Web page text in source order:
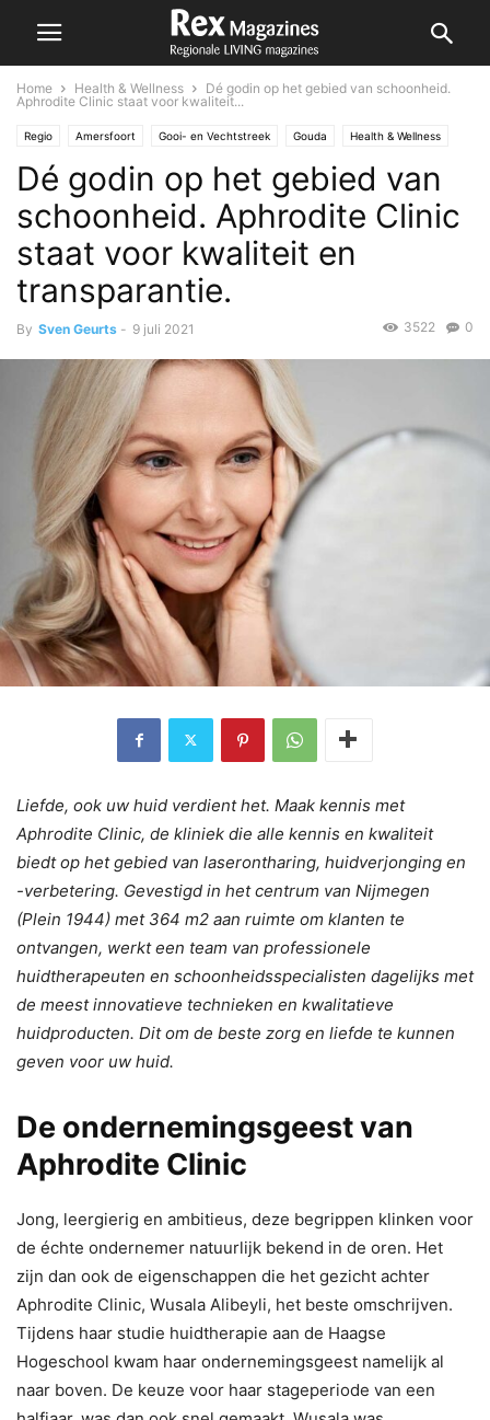
Home Health & Wellness
Dé godin op het gebied van schoonheid.
Aphrodite Clinic staat voor kwaliteit...
Regio Amersfoort Gooi- en Vechtstreek Gouda Health & Wellness
Lansingerland Nesselande Zoetermeer
Dé godin op het gebied van
schoonheid. Aphrodite Clinic
staat voor kwaliteit en
transparantie.
By Sven Geurts - 9 juli 2021 0
3522
Liefde, ook uw huid verdient het. Maak kennis met
Aphrodite Clinic, de kliniek die alle kennis en kwaliteit
biedt op het gebied van laserontharing, huidverjonging en
-verbetering. Gevestigd in het centrum van Nijmegen
(Plein 1944) met 364 m2 aan ruimte om klanten te
ontvangen, werkt een team van professionele
huidtherapeuten en schoonheidsspecialisten dagelijks met
de meest innovatieve technieken en kwalitatieve
huidproducten. Dit om de beste zorg en liefde te kunnen
geven voor uw huid.
De ondernemingsgeest van
Aphrodite Clinic
Jong, leergierig en ambitieus, deze begrippen klinken voor
de échte ondernemer natuurlijk bekend in de oren. Het
zijn dan ook de eigenschappen die het gezicht achter
Aphrodite Clinic, Wusala Alibeyli, het beste omschrijven.
Tijdens haar studie huidtherapie aan de Haagse
Hogeschool kwam haar ondernemingsgeest namelijk al
naar boven. De keuze voor haar stageperiode van een